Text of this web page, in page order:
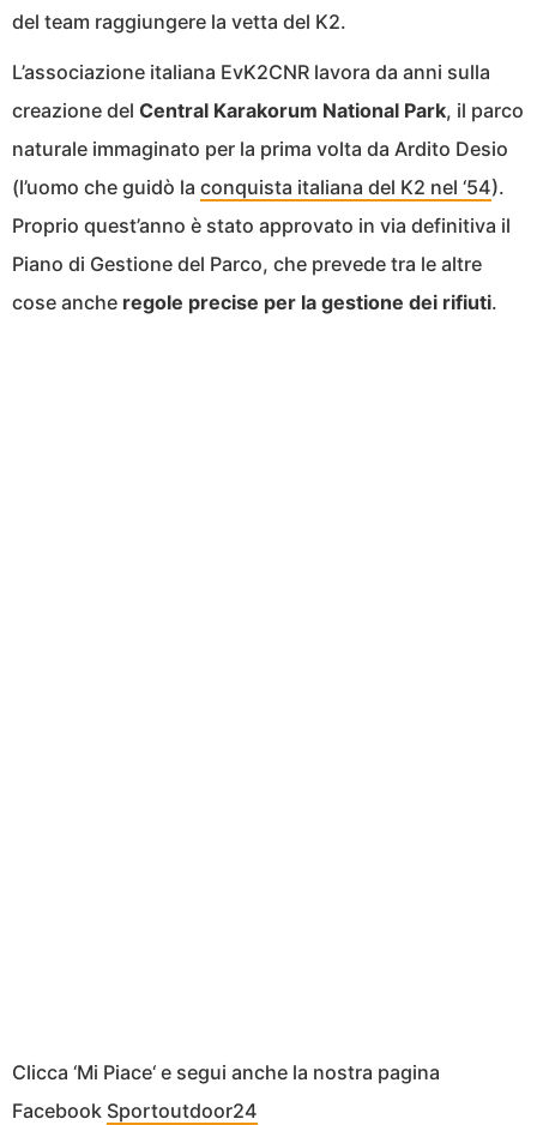
del team raggiungere la vetta del K2.
L’associazione italiana EvK2CNR lavora da anni sulla
creazione del Central Karakorum National Park, il parco
naturale immaginato per la prima volta da Ardito Desio
(l’uomo che guidò la conquista italiana del K2 nel ‘54).
Proprio quest’anno è stato approvato in via definitiva il
Piano di Gestione del Parco, che prevede tra le altre
cose anche regole precise per la gestione dei rifiuti.
Clicca ‘Mi Piace‘ e segui anche la nostra pagina
Facebook Sportoutdoor24